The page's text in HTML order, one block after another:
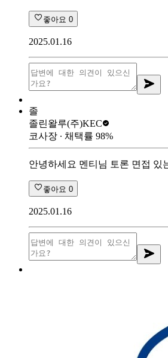
좋아요 0
2025.01.16
졸
졸린왈루(주)KEC
코사장 ∙ 채택률 98%
안녕하세요 멘티님 토론 면접 있
좋아요 0
2025.01.16